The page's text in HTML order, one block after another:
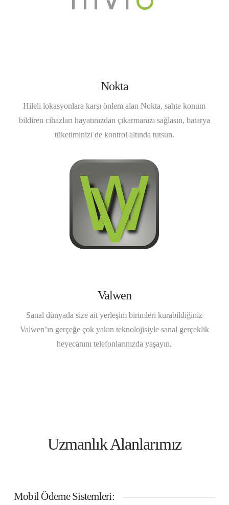
Nokta
Hileli lokasyonlara karşı önlem alan Nokta, sahte konum
bildiren cihazları hayatınızdan çıkarmanızı sağlasın, batarya
tüketiminizi de kontrol altında tutsun.
Valwen
Sanal dünyada size ait yerleşim birimleri kurabildiğiniz
Valwen’ın gerçeğe çok yakın teknolojisiyle sanal gerçeklik
heyecanını telefonlarınızda yaşayın.
Uzmanlık Alanlarımız
Mobil Ödeme Sistemleri: